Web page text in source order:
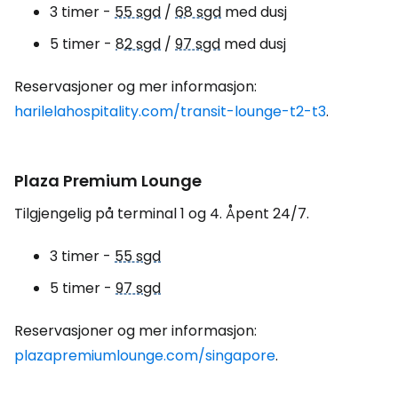
3 timer - 55 sgd / 68 sgd med dusj
5 timer - 82 sgd / 97 sgd med dusj
Reservasjoner og mer informasjon:
harilelahospitality.com/transit-lounge-t2-t3.
Plaza Premium Lounge
Tilgjengelig på terminal 1 og 4. Åpent 24/7.
3 timer - 55 sgd
5 timer - 97 sgd
Reservasjoner og mer informasjon:
plazapremiumlounge.com/singapore.